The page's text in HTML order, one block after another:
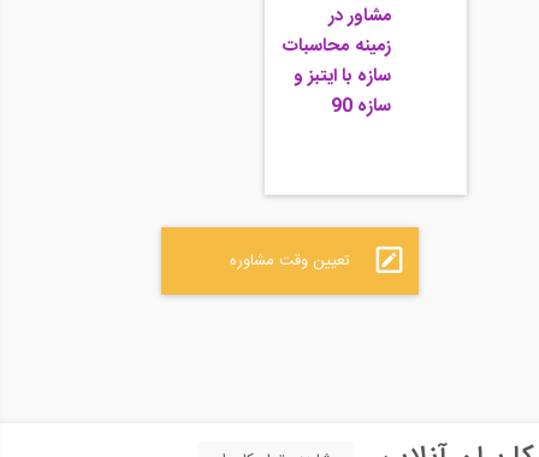
محاسبات
سازه با ایتبز و
سازه 90
تعیین وقت مشاوره